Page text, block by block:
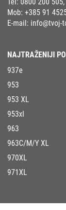
Mob: +385 91
E-mail: info@tvoj-
NAJTRAŽENIJI
937e
953
953 XL
953xl
963
963C/M/Y XL
970XL
971XL